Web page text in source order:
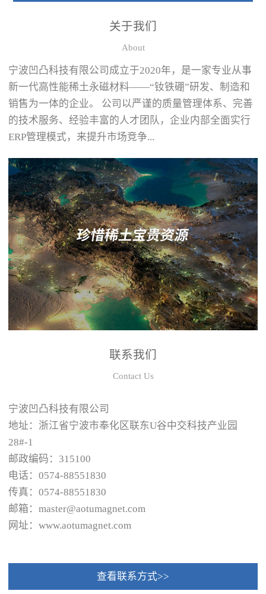
关于我们
About
宁波凹凸科技有限公司成立于2020年，是一家专业从事
新一代高性能稀土永磁材料——“钕铁硼”研发、制造和
销售为一体的企业。 公司以严谨的质量管理体系、完善
的技术服务、经验丰富的人才团队，企业内部全面实行
ERP管理模式，来提升市场竞争...
联系我们
Contact Us
宁波凹凸科技有限公司
地址：浙江省宁波市奉化区联东U谷中交科技产业园
28#-1
邮政编码：315100
电话：0574-88551830
传真：0574-88551830
邮箱：master@aotumagnet.com
网址：www.aotumagnet.com
查看联系方式>>